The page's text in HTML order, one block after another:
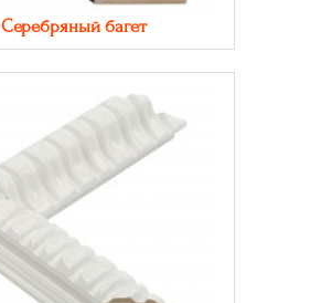
Серебряный багет